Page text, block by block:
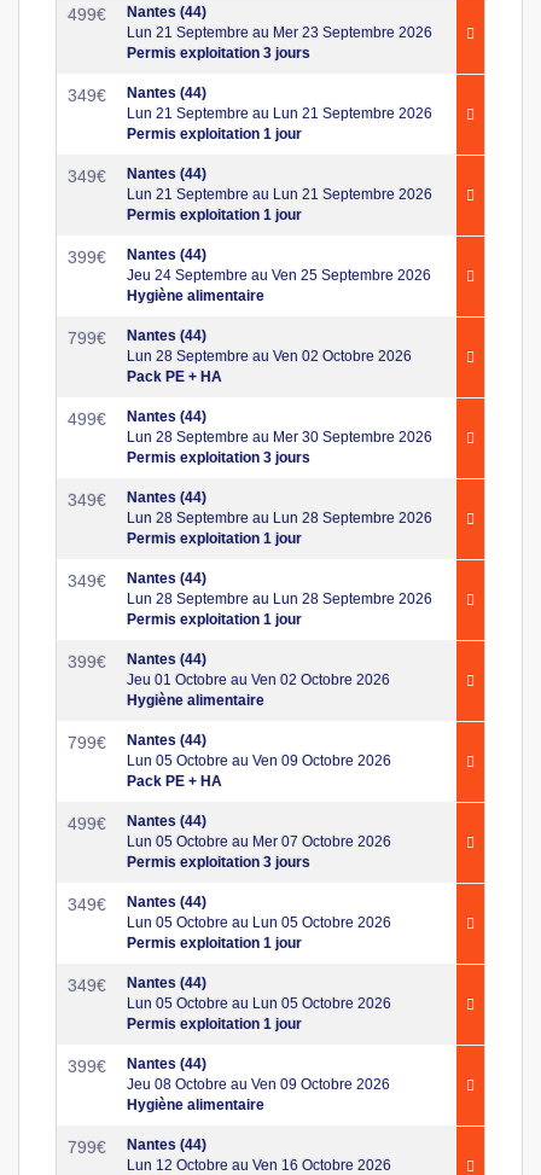
499€
Nantes (44)
Lun 21 Septembre au Mer 23 Septembre 2026
Permis exploitation 3 jours
349€
Nantes (44)
Lun 21 Septembre au Lun 21 Septembre 2026
Permis exploitation 1 jour
349€
Nantes (44)
Lun 21 Septembre au Lun 21 Septembre 2026
Permis exploitation 1 jour
399€
Nantes (44)
Jeu 24 Septembre au Ven 25 Septembre 2026
Hygiène alimentaire
799€
Nantes (44)
Lun 28 Septembre au Ven 02 Octobre 2026
Pack PE + HA
499€
Nantes (44)
Lun 28 Septembre au Mer 30 Septembre 2026
Permis exploitation 3 jours
349€
Nantes (44)
Lun 28 Septembre au Lun 28 Septembre 2026
Permis exploitation 1 jour
349€
Nantes (44)
Lun 28 Septembre au Lun 28 Septembre 2026
Permis exploitation 1 jour
399€
Nantes (44)
Jeu 01 Octobre au Ven 02 Octobre 2026
Hygiène alimentaire
799€
Nantes (44)
Lun 05 Octobre au Ven 09 Octobre 2026
Pack PE + HA
499€
Nantes (44)
Lun 05 Octobre au Mer 07 Octobre 2026
Permis exploitation 3 jours
349€
Nantes (44)
Lun 05 Octobre au Lun 05 Octobre 2026
Permis exploitation 1 jour
349€
Nantes (44)
Lun 05 Octobre au Lun 05 Octobre 2026
Permis exploitation 1 jour
399€
Nantes (44)
Jeu 08 Octobre au Ven 09 Octobre 2026
Hygiène alimentaire
799€
Nantes (44)
Lun 12 Octobre au Ven 16 Octobre 2026